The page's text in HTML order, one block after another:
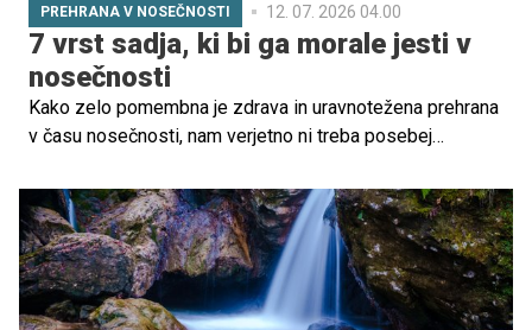
PREHRANA V NOSEČNOSTI 12. 07. 2026 04.00
7 vrst sadja, ki bi ga morale jesti v
nosečnosti
Kako zelo pomembna je zdrava in uravnotežena prehrana
v času nosečnosti, nam verjetno ni treba posebej
sadja, ki vsebuje vitamine, minerale in vlaknine. Katero
sadje je v nosečnosti najbolje uživati, razkrivamo v
nadaljevanju ...